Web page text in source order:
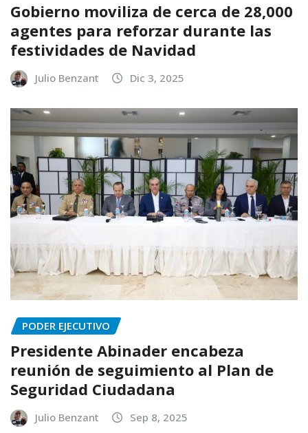
Gobierno moviliza de cerca de 28,000
agentes para reforzar durante las
festividades de Navidad
Julio Benzant Dic 3, 2025
PODER EJECUTIVO
Presidente Abinader encabeza
reunión de seguimiento al Plan de
Seguridad Ciudadana
Julio Benzant Sep 8, 2025